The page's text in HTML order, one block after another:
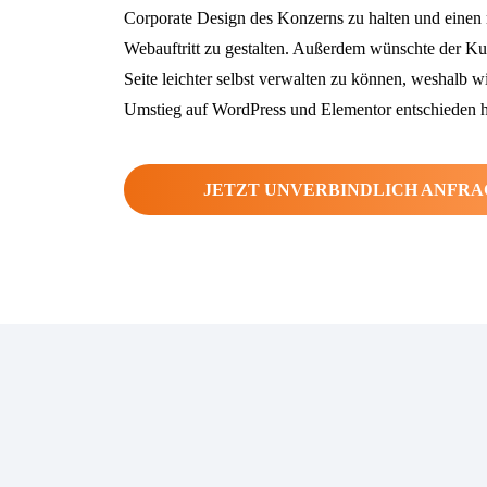
Corporate Design des Konzerns zu halten und einen
Webauftritt zu gestalten. Außerdem wünschte der
Seite leichter selbst verwalten zu können, weshalb
Umstieg auf WordPress und Elementor entschieden
JETZT UNVERBINDLICH